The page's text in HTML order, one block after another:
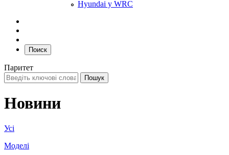
Hyundai у WRC
Поиск
Паритет
Новини
Усі
Моделі